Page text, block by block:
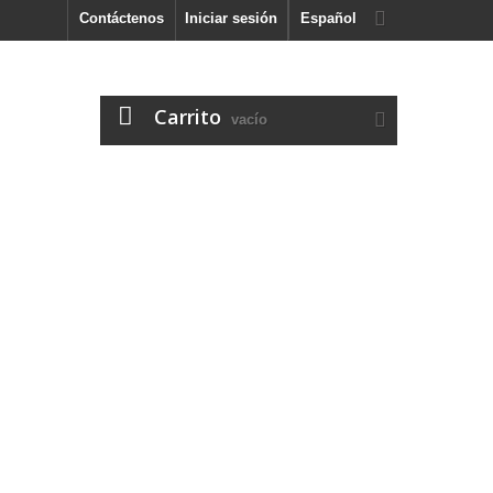
Español
Iniciar sesión
Contáctenos
Carrito vacío